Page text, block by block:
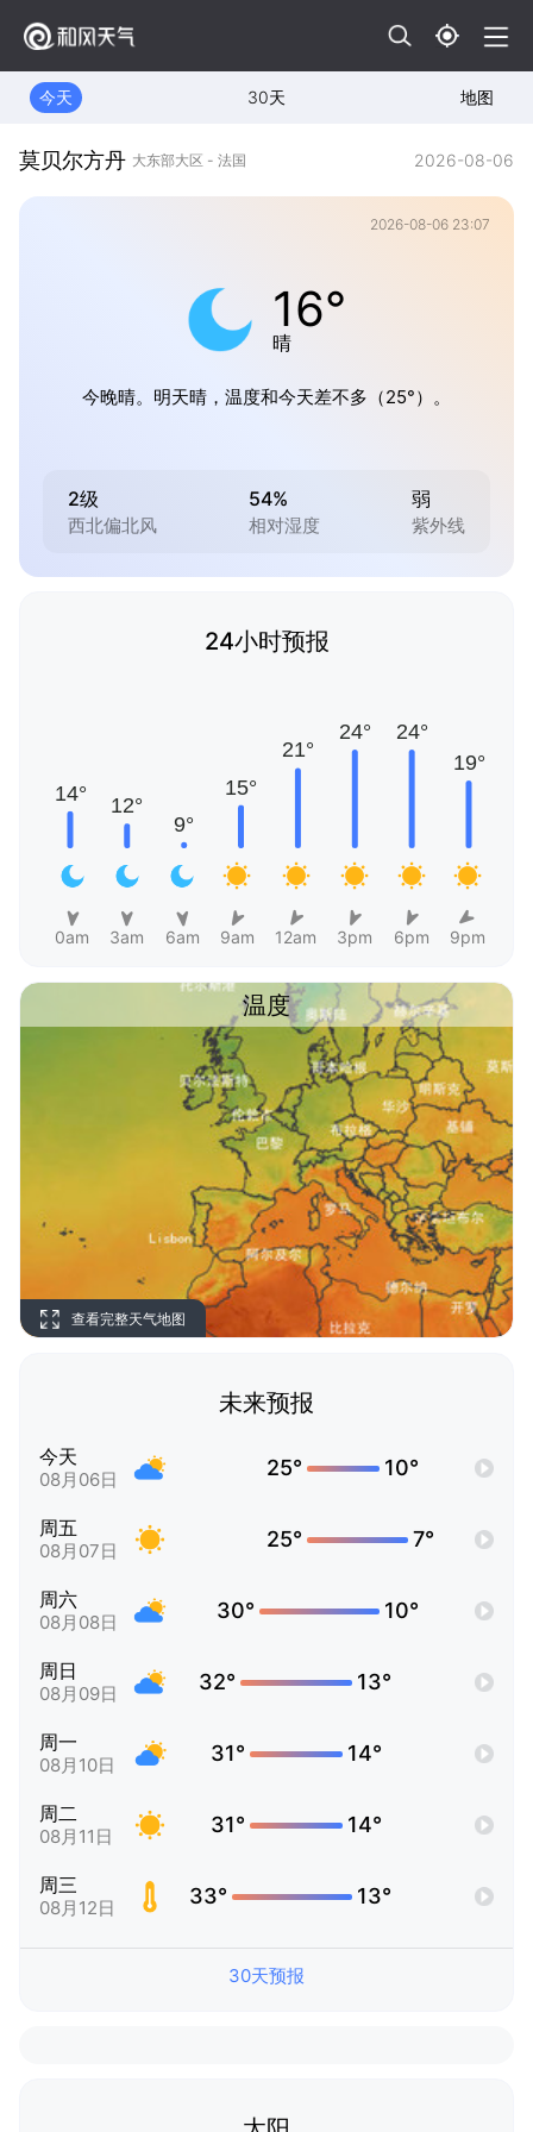
今天 30天 地图
莫贝尔方丹 大东部大区 - 法国 2026-08-06
2026-08-06 23:07
16°
晴
今晚晴。明天晴，温度和今天差不多（25°）。
2级
西北偏北风
54%
相对湿度
弱
紫外线
24小时预报
0am 3am 6am 9am 12am 3pm 6pm 9pm
温度
查看完整天气地图
未来预报
今天
08月06日 25° 10°
周五
08月07日 25° 7°
周六
08月08日 30° 10°
周日
08月09日 32° 13°
周一
08月10日 31° 14°
周二
08月11日 31° 14°
周三
08月12日 33° 13°
30天预报